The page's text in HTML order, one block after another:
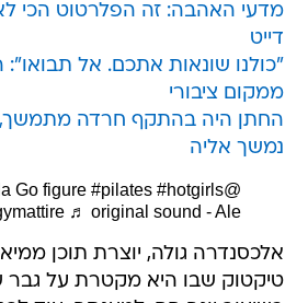
מדעי האהבה: זה הפלרטוט הכי
דייט
"כולנו שונאות אתכם. אל תבואו":
ממקום ציבורי
החתן היה בהתקף חרדה מתמשך,
נמשך אליה
@aleegulla
Go figure #pilates #hotgirls
♬ original sound - Ale
אלכסנדרה גולה, יוצרת תוכן
טיקטוק שבו היא מקטרת על גבר